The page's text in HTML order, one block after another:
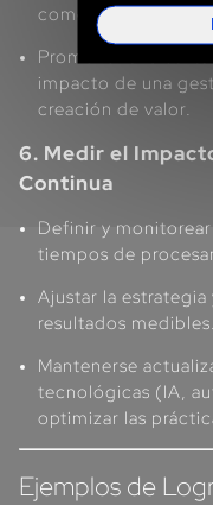
como
activo
Promover una
impacto de una
creación de valor.
6. Medir el
Continua
Definir y monitorear
tiempos de
Ajustar la estrategia
resultados medibles.
Mantenerse
tecnológicas (IA,
optimizar las
Ejemplos de